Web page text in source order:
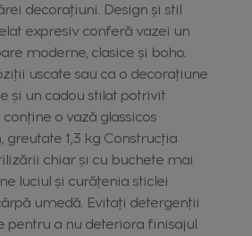
decorațiuni. Design și stil
expresiv conferă vazei un
moderne, clasice și boho.
uscate sau ca o decorațiune
și un cadou stilat potrivit
o vază glassicos
1,3 kg Construcția
chiar și cu buchete mai
luciul și curățenia sticlei
umedă. Evitați detergenții
pentru a nu deteriora finisajul.